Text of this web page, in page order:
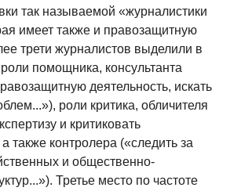
так называемой «журналистики
имеет также и правозащитную
трети журналистов выделили в
помощника, консультанта
деятельность, искать
роли критика, обличителя
и критиковать
также контролера («следить за
и общественно-
Третье место по частоте